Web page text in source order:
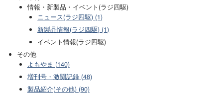
情報・新製品・イベント(ラジ四駆)
ニュース(ラジ四駆) (1)
新製品情報(ラジ四駆) (1)
イベント情報(ラジ四駆)
その他
よもやま (140)
増刊号・激闘記録 (48)
製品紹介(その他) (90)